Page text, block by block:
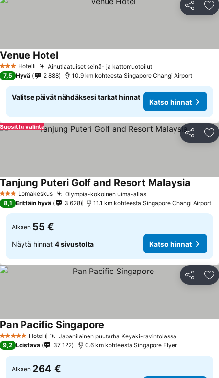
Jaa
3 Tähtiluokitus
Hotelli Ainutlaatuiset seinä- ja kattomuotoilut
Venue Hotel
7,5 Hyvä 2 888 10.9 km kohteesta Singapore Changi Airport
Valitse päivät nähdäksesi tarkat hinnat
Katso hinnat
Jaa
Suosittu valinta
3 Tähtiluokitus
Lomakeskus Olympia-kokoinen uima-allas
Tanjung Puteri Golf and Resort Malaysia
8,1 Erittäin hyvä 3 628 11.1 km kohteesta Singapore Changi Airport
Alkaen 55 €
Näytä hinnat 4 sivustolta Katso hinnat
Jaa
5 Tähtiluokitus
Hotelli Japanilainen puutarha Keyaki-ravintolassa
Pan Pacific Singapore
9,2 Loistava 37 122 0.6 km kohteesta Singapore Flyer
Alkaen 264 €